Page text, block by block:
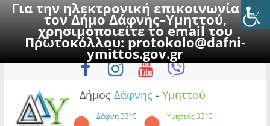
Για την ηλεκτρονική επικοινωνία με
τον Δήμο Δάφνης–Υμηττού,
χρησιμοποιείτε το email του
Πρωτοκόλλου:protokolo@dafni-
ymittos.gov.gr
to
Κυριακή, 9 Αυγούστου 2026
Δήμος Δάφνης - Υμηττού
Δάφνη33°C Υμηττός33°C